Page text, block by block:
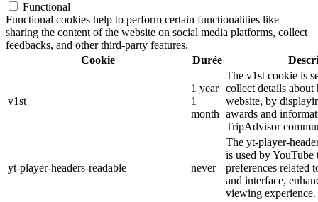
Functional
Functional cookies help to perform certain functionalities like
sharing the content of the website on social media platforms, collect
feedbacks, and other third-party features.
Cookie
Durée
v1st
1 year
1
month
The v1st cookie is
collect details
website, by
awards and
TripAdvisor
yt-player-headers-readable never
The yt-player-
is used by YouTube
preferences related
and interface,
viewing experience.